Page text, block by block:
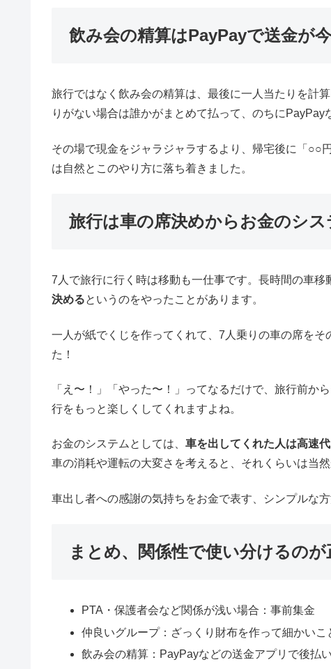
仲良いママ友グループは「ざっ
旅行にも行く仲のグループでやっているのが「ざっく
です。
これができるのは「仲がいいから」というのが本音で
はありますが・・全員が一番楽で、楽しい方法だと思い
最終的に余ったお金はどうするの？と聞かれそうです
子がいるので、その制作費に充てて足りない分は後から
アルバムがない時は代表者のところにプールして「次
す。これはこれでまた集まる口実になるのでちょうどい
次の飲み会の日にちまで決めちゃったりもします。
飲み会の精算はPayPayで送金が
旅行ではなく飲み会の精算は、最後に一人当たりを計
その場で現金をジャラジャラするより、帰宅後に「○○
は自然とこのやり方に落ち着きました。